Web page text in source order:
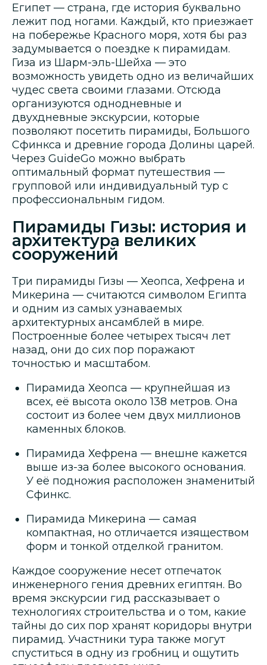
Египет — страна, где история буквально
лежит под ногами. Каждый, кто приезжает
на побережье Красного моря, хотя бы раз
задумывается о поездке к пирамидам.
Гиза из Шарм-эль-Шейха — это
возможность увидеть одно из величайших
чудес света своими глазами. Отсюда
организуются однодневные и
двухдневные экскурсии, которые
позволяют посетить пирамиды, Большого
Сфинкса и древние города Долины царей.
Через GuideGo можно выбрать
оптимальный формат путешествия —
групповой или индивидуальный тур с
профессиональным гидом.
Пирамиды Гизы: история и
архитектура великих
сооружений
Три пирамиды Гизы — Хеопса, Хефрена и
Микерина — считаются символом Египта
и одним из самых узнаваемых
архитектурных ансамблей в мире.
Построенные более четырех тысяч лет
назад, они до сих пор поражают
точностью и масштабом.
Пирамида Хеопса — крупнейшая из
всех, её высота около 138 метров. Она
состоит из более чем двух миллионов
каменных блоков.
Пирамида Хефрена — внешне кажется
выше из-за более высокого основания.
У её подножия расположен знаменитый
Сфинкс.
Пирамида Микерина — самая
компактная, но отличается изяществом
форм и тонкой отделкой гранитом.
Каждое сооружение несет отпечаток
инженерного гения древних египтян. Во
время экскурсии гид рассказывает о
технологиях строительства и о том, какие
тайны до сих пор хранят коридоры внутри
пирамид. Участники тура также могут
спуститься в одну из гробниц и ощутить